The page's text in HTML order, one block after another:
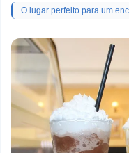
O lugar perfeito para um